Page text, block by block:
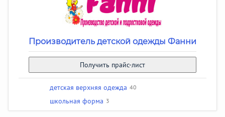
Производитель детской одежды Фанни
Получить прайс-лист
детская верхняя одежда 40
школьная форма 3